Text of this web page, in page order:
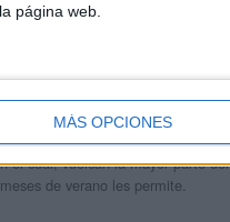
página web.
MÁS OPCIONES
no es solo un blog, es la apuesta
de ser pareja, son los
el cual, vuelcan la mayor parte
de verano les permite.